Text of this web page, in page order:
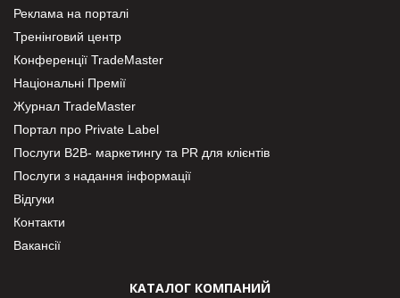
Реклама на порталі
Тренінговий центр
Конференції TradeMaster
Національні Премії
Журнал TradeMaster
Портал про Private Label
Послуги В2В- маркетингу та PR для клієнтів
Послуги з надання інформації
Відгуки
Контакти
Вакансії
КАТАЛОГ КОМПАНИЙ